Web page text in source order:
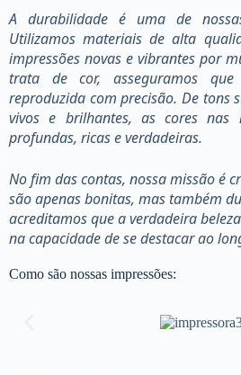
A durabilidade é uma de
Utilizamos materiais de alta
impressões novas e vibrantes por
trata de cor, asseguramos
reproduzida com precisão. De tons
vivos e brilhantes, as cores nas
profundas, ricas e verdadeiras.
No fim das contas, nossa missão é
são apenas bonitas, mas também
acreditamos que a verdadeira
na capacidade de se destacar ao
Como são nossas impressões: